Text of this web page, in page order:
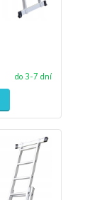
do 3-7 dní